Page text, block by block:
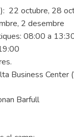
22 octubre, 28
2 desembre
08:00 a
Business Center
Barfull